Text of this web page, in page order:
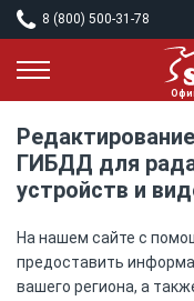
8 (800) 500-31-78
ГИБДД для
устройств и
На нашем сайте с
предоставить
вашего региона, а